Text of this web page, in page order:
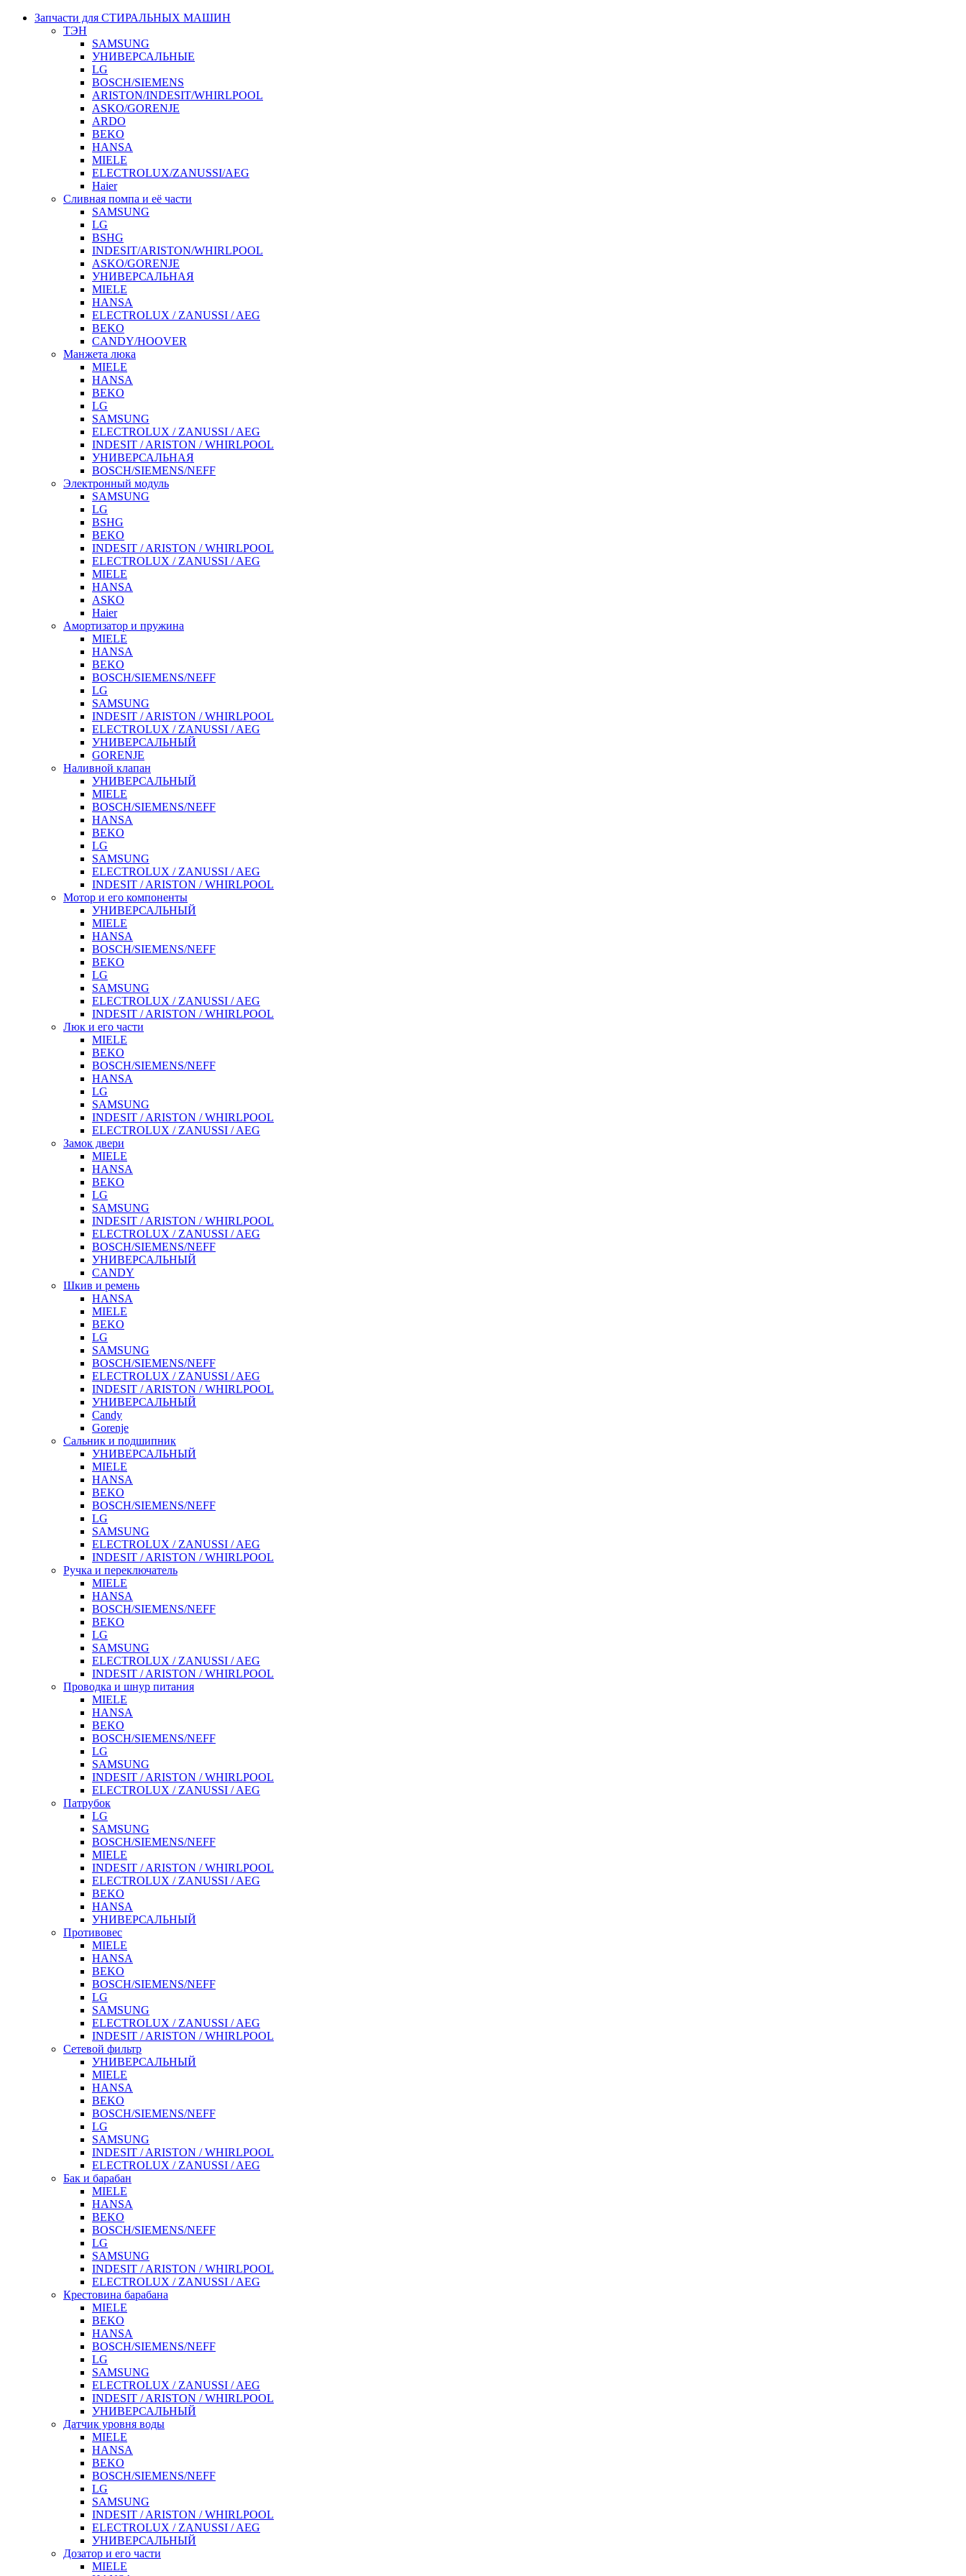
Запчасти для СТИРАЛЬНЫХ МАШИН
ТЭН
SAMSUNG
УНИВЕРСАЛЬНЫЕ
LG
BOSCH/SIEMENS
ARISTON/INDESIT/WHIRLPOOL
ASKO/GORENJE
ARDO
BEKO
HANSA
MIELE
ELECTROLUX/ZANUSSI/AEG
Haier
Сливная помпа и её части
SAMSUNG
LG
BSHG
INDESIT/ARISTON/WHIRLPOOL
ASKO/GORENJE
УНИВЕРСАЛЬНАЯ
MIELE
HANSA
ELECTROLUX / ZANUSSI / AEG
BEKO
CANDY/HOOVER
Манжета люка
MIELE
HANSA
BEKO
LG
SAMSUNG
ELECTROLUX / ZANUSSI / AEG
INDESIT / ARISTON / WHIRLPOOL
УНИВЕРСАЛЬНАЯ
BOSCH/SIEMENS/NEFF
Электронный модуль
SAMSUNG
LG
BSHG
BEKO
INDESIT / ARISTON / WHIRLPOOL
ELECTROLUX / ZANUSSI / AEG
MIELE
HANSA
ASKO
Haier
Амортизатор и пружина
MIELE
HANSA
BEKO
BOSCH/SIEMENS/NEFF
LG
SAMSUNG
INDESIT / ARISTON / WHIRLPOOL
ELECTROLUX / ZANUSSI / AEG
УНИВЕРСАЛЬНЫЙ
GORENJE
Наливной клапан
УНИВЕРСАЛЬНЫЙ
MIELE
BOSCH/SIEMENS/NEFF
HANSA
BEKO
LG
SAMSUNG
ELECTROLUX / ZANUSSI / AEG
INDESIT / ARISTON / WHIRLPOOL
Мотор и его компоненты
УНИВЕРСАЛЬНЫЙ
MIELE
HANSA
BOSCH/SIEMENS/NEFF
BEKO
LG
SAMSUNG
ELECTROLUX / ZANUSSI / AEG
INDESIT / ARISTON / WHIRLPOOL
Люк и его части
MIELE
BEKO
BOSCH/SIEMENS/NEFF
HANSA
LG
SAMSUNG
INDESIT / ARISTON / WHIRLPOOL
ELECTROLUX / ZANUSSI / AEG
Замок двери
MIELE
HANSA
BEKO
LG
SAMSUNG
INDESIT / ARISTON / WHIRLPOOL
ELECTROLUX / ZANUSSI / AEG
BOSCH/SIEMENS/NEFF
УНИВЕРСАЛЬНЫЙ
CANDY
Шкив и ремень
HANSA
MIELE
BEKO
LG
SAMSUNG
BOSCH/SIEMENS/NEFF
ELECTROLUX / ZANUSSI / AEG
INDESIT / ARISTON / WHIRLPOOL
УНИВЕРСАЛЬНЫЙ
Candy
Gorenje
Сальник и подшипник
УНИВЕРСАЛЬНЫЙ
MIELE
HANSA
BEKO
BOSCH/SIEMENS/NEFF
LG
SAMSUNG
ELECTROLUX / ZANUSSI / AEG
INDESIT / ARISTON / WHIRLPOOL
Ручка и переключатель
MIELE
HANSA
BOSCH/SIEMENS/NEFF
BEKO
LG
SAMSUNG
ELECTROLUX / ZANUSSI / AEG
INDESIT / ARISTON / WHIRLPOOL
Проводка и шнур питания
MIELE
HANSA
BEKO
BOSCH/SIEMENS/NEFF
LG
SAMSUNG
INDESIT / ARISTON / WHIRLPOOL
ELECTROLUX / ZANUSSI / AEG
Патрубок
LG
SAMSUNG
BOSCH/SIEMENS/NEFF
MIELE
INDESIT / ARISTON / WHIRLPOOL
ELECTROLUX / ZANUSSI / AEG
BEKO
HANSA
УНИВЕРСАЛЬНЫЙ
Противовес
MIELE
HANSA
BEKO
BOSCH/SIEMENS/NEFF
LG
SAMSUNG
ELECTROLUX / ZANUSSI / AEG
INDESIT / ARISTON / WHIRLPOOL
Сетевой фильтр
УНИВЕРСАЛЬНЫЙ
MIELE
HANSA
BEKO
BOSCH/SIEMENS/NEFF
LG
SAMSUNG
INDESIT / ARISTON / WHIRLPOOL
ELECTROLUX / ZANUSSI / AEG
Бак и барабан
MIELE
HANSA
BEKO
BOSCH/SIEMENS/NEFF
LG
SAMSUNG
INDESIT / ARISTON / WHIRLPOOL
ELECTROLUX / ZANUSSI / AEG
Крестовина барабана
MIELE
BEKO
HANSA
BOSCH/SIEMENS/NEFF
LG
SAMSUNG
ELECTROLUX / ZANUSSI / AEG
INDESIT / ARISTON / WHIRLPOOL
УНИВЕРСАЛЬНЫЙ
Датчик уровня воды
MIELE
HANSA
BEKO
BOSCH/SIEMENS/NEFF
LG
SAMSUNG
INDESIT / ARISTON / WHIRLPOOL
ELECTROLUX / ZANUSSI / AEG
УНИВЕРСАЛЬНЫЙ
Дозатор и его части
MIELE